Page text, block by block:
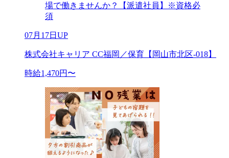
場で働きませんか？【派遣社員】※資格必
須
07月17日UP
株式会社キャリア CC福岡／保育【岡山市北区-018】
時給1,470円〜